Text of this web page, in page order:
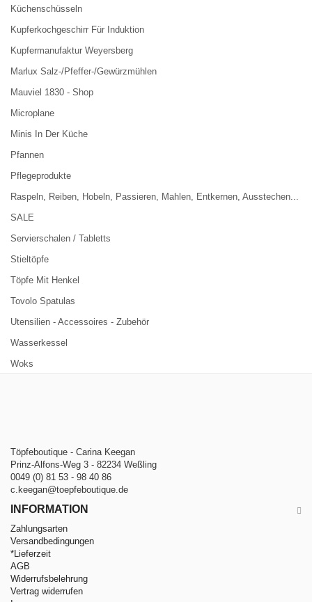
Küchenschüsseln
Kupferkochgeschirr Für Induktion
Kupfermanufaktur Weyersberg
Marlux Salz-/Pfeffer-/Gewürzmühlen
Mauviel 1830 - Shop
Microplane
Minis In Der Küche
Pfannen
Pflegeprodukte
Raspeln, Reiben, Hobeln, Passieren, Mahlen, Entkernen, Ausstechen...
SALE
Servierschalen / Tabletts
Stieltöpfe
Töpfe Mit Henkel
Tovolo Spatulas
Utensilien - Accessoires - Zubehör
Wasserkessel
Woks
Töpfeboutique - Carina Keegan
Prinz-Alfons-Weg 3 - 82234 Weßling
0049 (0) 81 53 - 98 40 86
c.keegan@toepfeboutique.de
INFORMATION
Zahlungsarten
Versandbedingungen
*Lieferzeit
AGB
Widerrufsbelehrung
Vertrag widerrufen